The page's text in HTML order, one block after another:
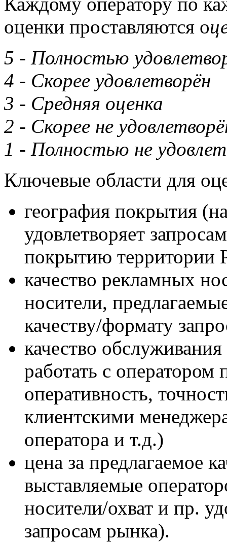
оценки проставляются о
5 - Полностью
4 - Скорее удовлетворён
3 - Средняя оценка
2 - Скорее не
1 - Полностью не
Ключевые области для
география покрытия
удовлетворяет
покрытию территории
качество рекламных
носители,
качеству/формату
качество
работать с оператором
оперативность,
клиентскими
оператора и т.д.)
цена за предлагаемое
выставляемые
носители/охват и пр.
запросам рынка).